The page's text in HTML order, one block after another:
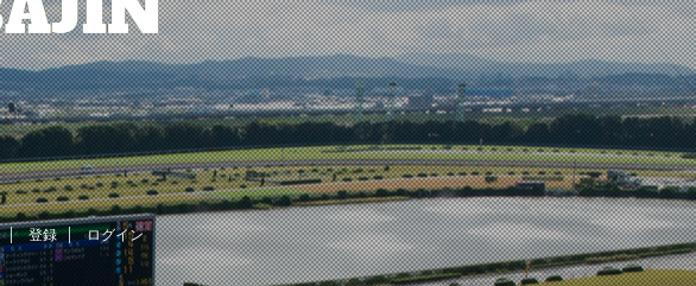
登録 ログイン